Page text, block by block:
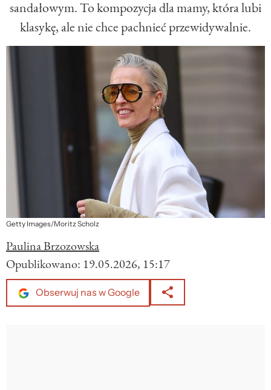
sandałowym. To kompozycja dla mamy, która lubi
klasykę, ale nie chce pachnieć przewidywalnie.
Getty Images/Moritz Scholz
Paulina Brzozowska
Opublikowano: 19.05.2026, 15:17
Obserwuj nas w Google